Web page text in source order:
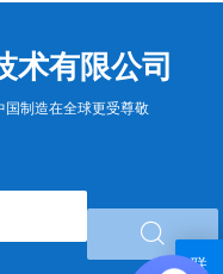
术有限公司
国制造在全球更受尊敬

联